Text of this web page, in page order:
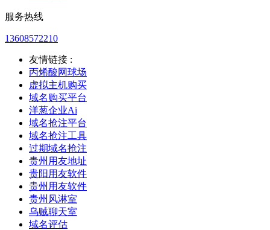
服务热线
13608572210
友情链接 :
丙烯酸网球场
虚拟主机购买
域名购买平台
洋葱企业Ai
域名抢注平台
域名抢注工具
过期域名抢注
贵州用友地址
贵阳用友软件
贵州用友软件
贵州风淋室
乌贼聊天室
域名评估